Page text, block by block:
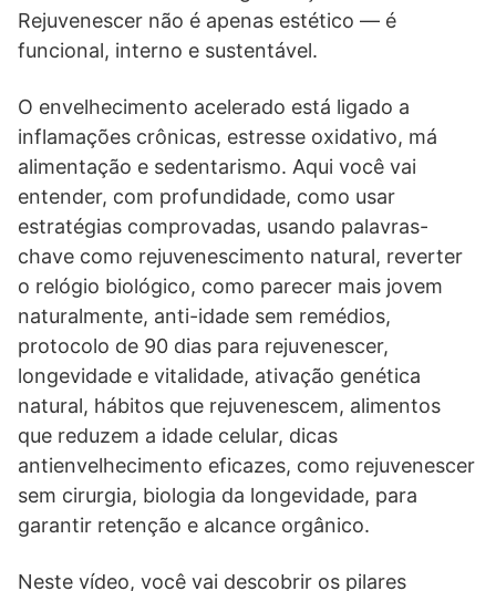
Rejuvenescer não é apenas estético — é
funcional, interno e sustentável.
O envelhecimento acelerado está ligado a
inflamações crônicas, estresse oxidativo, má
alimentação e sedentarismo. Aqui você vai
entender, com profundidade, como usar
estratégias comprovadas, usando palavras-
chave como rejuvenescimento natural, reverter
o relógio biológico, como parecer mais jovem
naturalmente, anti-idade sem remédios,
protocolo de 90 dias para rejuvenescer,
longevidade e vitalidade, ativação genética
natural, hábitos que rejuvenescem, alimentos
que reduzem a idade celular, dicas
antienvelhecimento eficazes, como rejuvenescer
sem cirurgia, biologia da longevidade, para
garantir retenção e alcance orgânico.
Neste vídeo, você vai descobrir os pilares